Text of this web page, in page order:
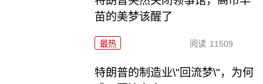
苗的美梦该醒了
最热 阅读 11509
特朗普的制造业\"回流梦\"，为何